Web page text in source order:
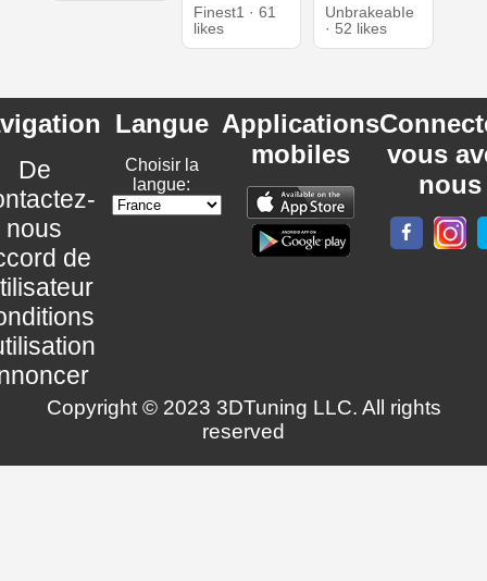
Finest1 · 61
likes
UnbrakeabIe
· 52 likes
De
nous
de
Langue
Choisir la
langue:
Applications
mobiles
vous
nous
Copyright © 2023 3DTuning LLC. All rights
reserved